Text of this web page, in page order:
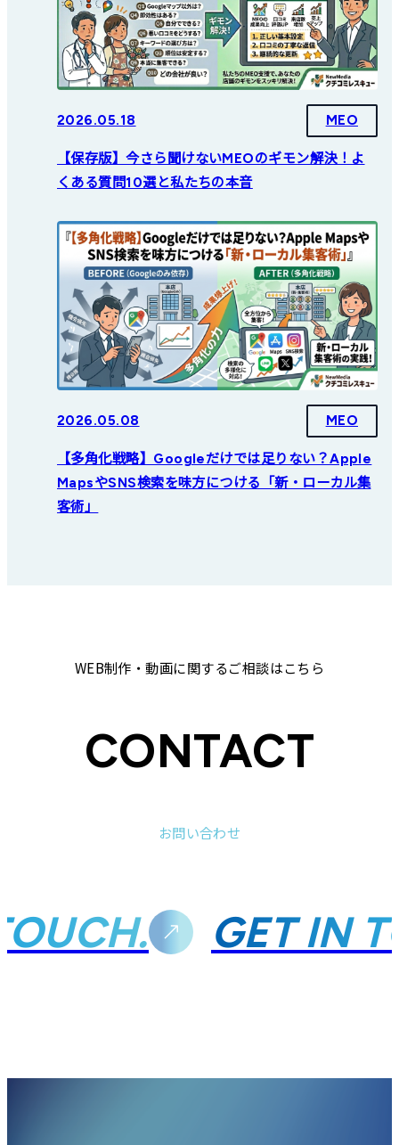
2026.05.18 MEO
【保存版】今さら聞けないMEOのギモン解決！よ
くある質問10選と私たちの本音
2026.05.08 MEO
【多角化戦略】Googleだけでは足りない？Apple
MapsやSNS検索を味方につける「新・ローカル集
客術」
WEB制作・動画に関するご相談はこちら
CONTACT
お問い合わせ
GET IN